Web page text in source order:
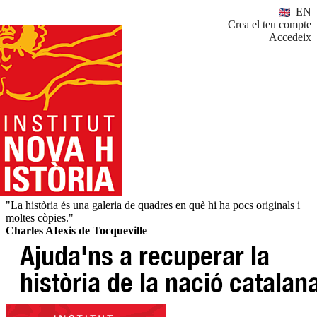
EN
Crea el teu compte
Accedeix
"La història és una galeria de quadres en què hi ha pocs originals i
moltes còpies."
Charles AIexis de Tocqueville